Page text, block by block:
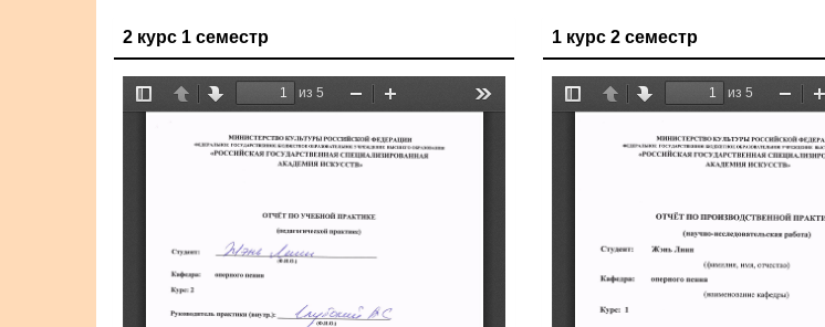
2 курс 1 семестр 1 курс 2 семестр